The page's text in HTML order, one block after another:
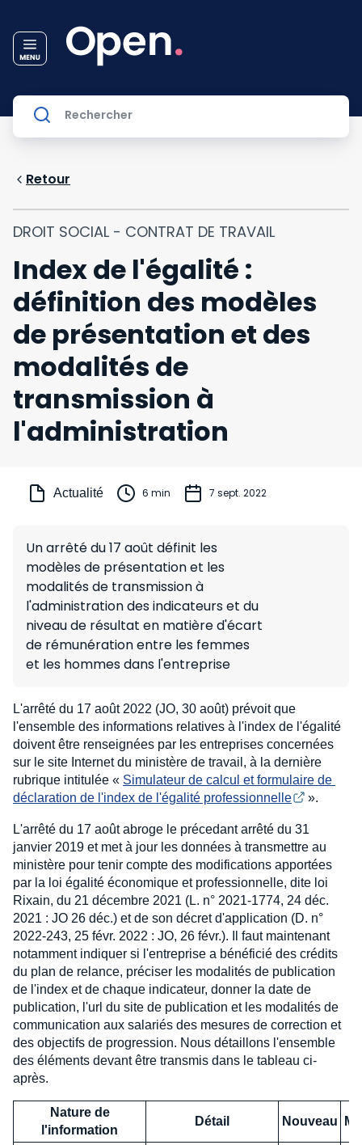
Retour
DROIT SOCIAL - CONTRAT DE TRAVAIL
Index de l'égalité :
définition des modèles
de présentation et des
modalités de
transmission à
l'administration
Actualité 6 min 7 sept. 2022
Un arrêté du 17 août définit les
modèles de présentation et les
modalités de transmission à
l'administration des indicateurs et du
niveau de résultat en matière d'écart
de rémunération entre les femmes
et les hommes dans l'entreprise
L'arrêté du 17 août 2022 (JO, 30 août) prévoit que
l'ensemble des informations relatives à l'index de l'égalité
doivent être renseignées par les entreprises concernées
sur le site Internet du ministère de travail, à la dernière
rubrique intitulée « Simulateur de calcul et formulaire de
déclaration de l'index de l'égalité professionnelle
».
L'arrêté du 17 août abroge le précedant arrêté du 31
janvier 2019 et met à jour les données à transmettre au
ministère pour tenir compte des modifications apportées
par la loi égalité économique et professionnelle, dite loi
Rixain, du 21 décembre 2021 (L. n° 2021-1774, 24 déc.
2021 : JO 26 déc.) et de son décret d'application (D. n°
2022-243, 25 févr. 2022 : JO, 26 févr.). Il faut maintenant
notamment indiquer si l'entreprise a bénéficié des crédits
du plan de relance, préciser les modalités de publication
de l'index et de chaque indicateur, donner la date de
publication, l'url du site de publication et les modalités de
communication aux salariés des mesures de correction et
des objectifs de progression. Nous détaillons l'ensemble
des éléments devant être transmis dans le tableau ci-
après.
Nature de
l'information
Détail Nouveau